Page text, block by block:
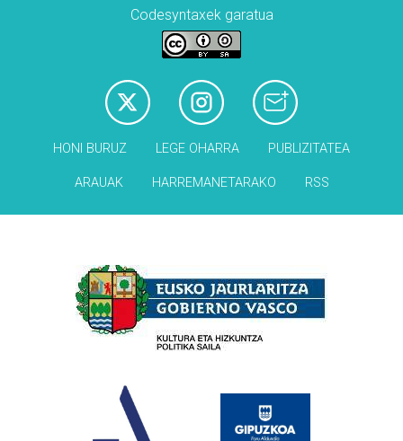
Codesyntaxek garatua
HONI BURUZ LEGE OHARRA PUBLIZITATEA
ARAUAK HARREMANETARAKO RSS